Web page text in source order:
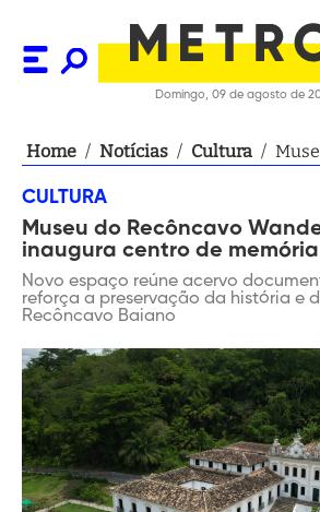
Domingo, 09 de agosto de
Home / Notícias / Cultura /
CULTURA
Museu do Recôncavo
inaugura centro de
Novo espaço reúne acervo
reforça a preservação da história e
Recôncavo Baiano